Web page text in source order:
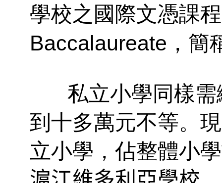
學校之國際文憑課
Baccalaureate ，簡
私立小學同樣需
到十多萬元不等。
立小學，佔整體小